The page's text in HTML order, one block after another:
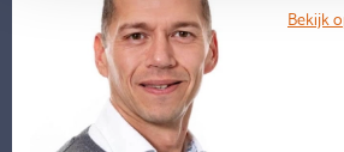
Bekijk